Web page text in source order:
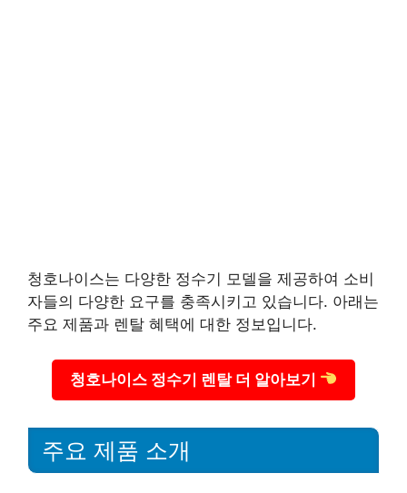
청호나이스는 다양한 정수기 모델을 제공하여 소비
자들의 다양한 요구를 충족시키고 있습니다. 아래는
주요 제품과 렌탈 혜택에 대한 정보입니다.
청호나이스 정수기 렌탈 더 알아보기
주요 제품 소개